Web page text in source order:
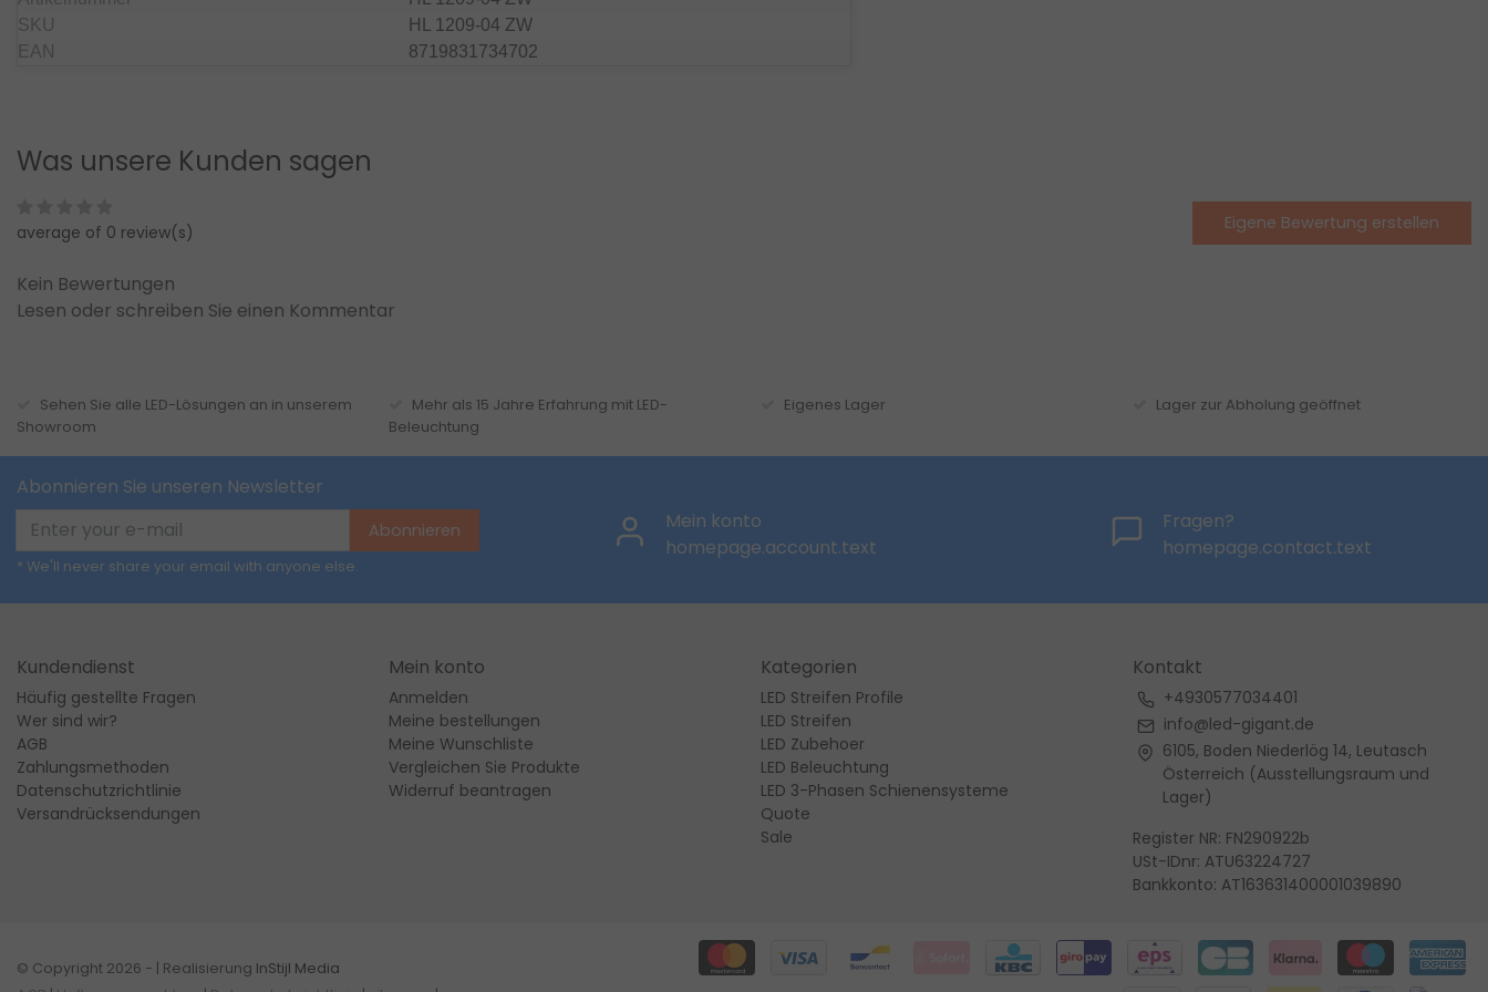
SKU
HL 1209-04 ZW
EAN
8719831734702
Was unsere Kunden sagen
average of 0 review(s) Eigene Bewertung erstellen
Kein Bewertungen
Lesen oder schreiben Sie einen Kommentar
Sehen Sie alle LED-Lösungen an in unserem
Showroom
Mehr als 15 Jahre Erfahrung mit LED-
Beleuchtung
Eigenes Lager Lager zur Abholung geöffnet
Abonnieren Sie unseren Newsletter
Abonnieren
* We'll never share your email with anyone else.
Mein konto
homepage.account.text
Fragen?
homepage.contact.text
Kundendienst
Häufig gestellte Fragen
Wer sind wir?
AGB
Zahlungsmethoden
Datenschutzrichtlinie
Versandrücksendungen
Mein konto
Anmelden
Meine bestellungen
Meine Wunschliste
Vergleichen Sie Produkte
Widerruf beantragen
Kategorien
LED Streifen Profile
LED Streifen
LED Zubehoer
LED Beleuchtung
LED 3-Phasen Schienensysteme
Quote
Sale
Kontakt
+4930577034401
info@led-gigant.de
6105, Boden Niederlög 14, Leutasch
Österreich (Ausstellungsraum und
Lager)
Register NR: FN290922b
USt-IDnr: ATU63224727
Bankkonto: AT163631400001039890
© Copyright 2026 - | Realisierung InStijl Media